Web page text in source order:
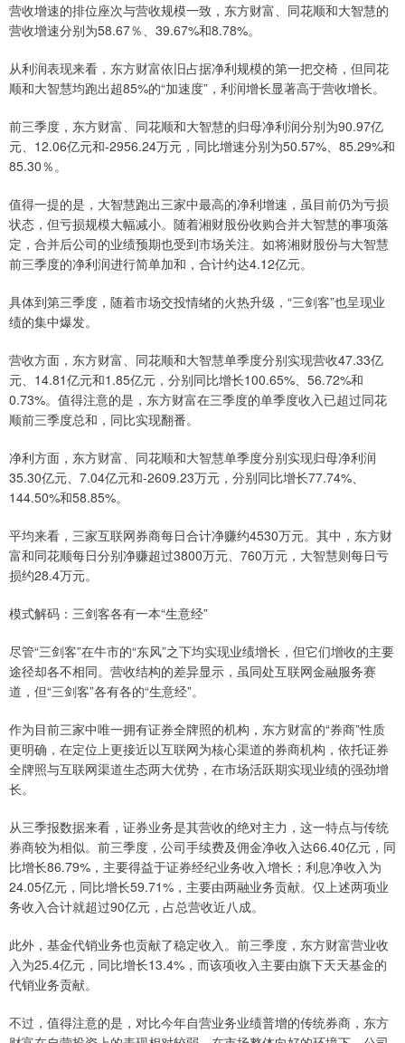
营收增速的排位座次与营收规模一致，东方财富、同花顺和大智慧的
营收增速分别为58.67％、39.67%和8.78%。
从利润表现来看，东方财富依旧占据净利规模的第一把交椅，但同花
顺和大智慧均跑出超85%的“加速度”，利润增长显著高于营收增长。
前三季度，东方财富、同花顺和大智慧的归母净利润分别为90.97亿
元、12.06亿元和-2956.24万元，同比增速分别为50.57%、85.29%和
85.30％。
值得一提的是，大智慧跑出三家中最高的净利增速，虽目前仍为亏损
状态，但亏损规模大幅减小。随着湘财股份收购合并大智慧的事项落
定，合并后公司的业绩预期也受到市场关注。如将湘财股份与大智慧
前三季度的净利润进行简单加和，合计约达4.12亿元。
具体到第三季度，随着市场交投情绪的火热升级，“三剑客”也呈现业
绩的集中爆发。
营收方面，东方财富、同花顺和大智慧单季度分别实现营收47.33亿
元、14.81亿元和1.85亿元，分别同比增长100.65%、56.72%和
0.73%。值得注意的是，东方财富在三季度的单季度收入已超过同花
顺前三季度总和，同比实现翻番。
净利方面，东方财富、同花顺和大智慧单季度分别实现归母净利润
35.30亿元、7.04亿元和-2609.23万元，分别同比增长77.74%、
144.50%和58.85%。
平均来看，三家互联网券商每日合计净赚约4530万元。其中，东方财
富和同花顺每日分别净赚超过3800万元、760万元，大智慧则每日亏
损约28.4万元。
模式解码：三剑客各有一本“生意经”
尽管“三剑客”在牛市的“东风”之下均实现业绩增长，但它们增收的主要
途径却各不相同。营收结构的差异显示，虽同处互联网金融服务赛
道，但“三剑客”各有各的“生意经”。
作为目前三家中唯一拥有证券全牌照的机构，东方财富的“券商”性质
更明确，在定位上更接近以互联网为核心渠道的券商机构，依托证券
全牌照与互联网渠道生态两大优势，在市场活跃期实现业绩的强劲增
长。
从三季报数据来看，证券业务是其营收的绝对主力，这一特点与传统
券商较为相似。前三季度，公司手续费及佣金净收入达66.40亿元，同
比增长86.79%，主要得益于证券经纪业务收入增长；利息净收入为
24.05亿元，同比增长59.71%，主要由两融业务贡献。仅上述两项业
务收入合计就超过90亿元，占总营收近八成。
此外，基金代销业务也贡献了稳定收入。前三季度，东方财富营业收
入为25.4亿元，同比增长13.4%，而该项收入主要由旗下天天基金的
代销业务贡献。
不过，值得注意的是，对比今年自营业务业绩普增的传统券商，东方